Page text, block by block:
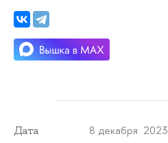
Дата 8 декабря 2023